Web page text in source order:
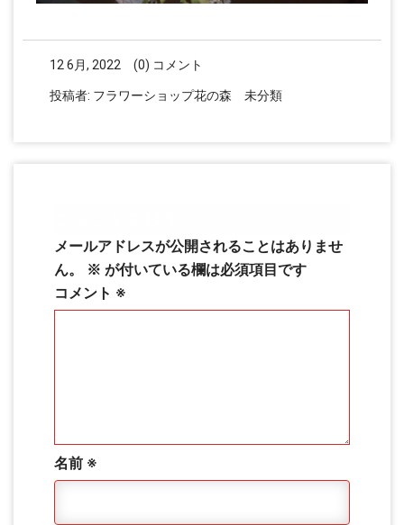
12 6月, 2022 (0) コメント
投稿者: フラワーショップ花の森 未分類
メールアドレスが公開されることはありませ
ん。
※ が付いている欄は必須項目です
コメント ※
名前 ※